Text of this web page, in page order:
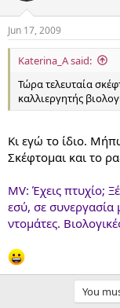
Jun 17, 2009
Katerina_A said:
Τώρα τελευταία
καλλιεργητής
Κι εγώ το ίδιο.
Σκέφτομαι και το
MV: Έχεις πτυχίο;
εσύ, σε συνεργασία
ντομάτες.
You